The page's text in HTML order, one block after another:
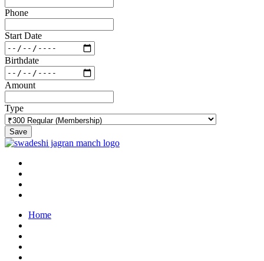
Phone
Start Date
Birthdate
Amount
Type
Save
Home